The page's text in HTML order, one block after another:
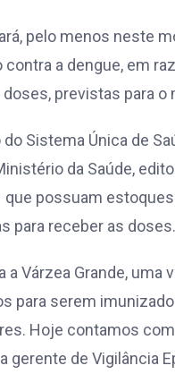
pelo menos neste
contra a dengue, em
previstas para o
Sistema Única de
da Saúde,
que possuam
para receber as doses.
a Várzea Grande,
para serem
Hoje contamos
gerente de Vigilância